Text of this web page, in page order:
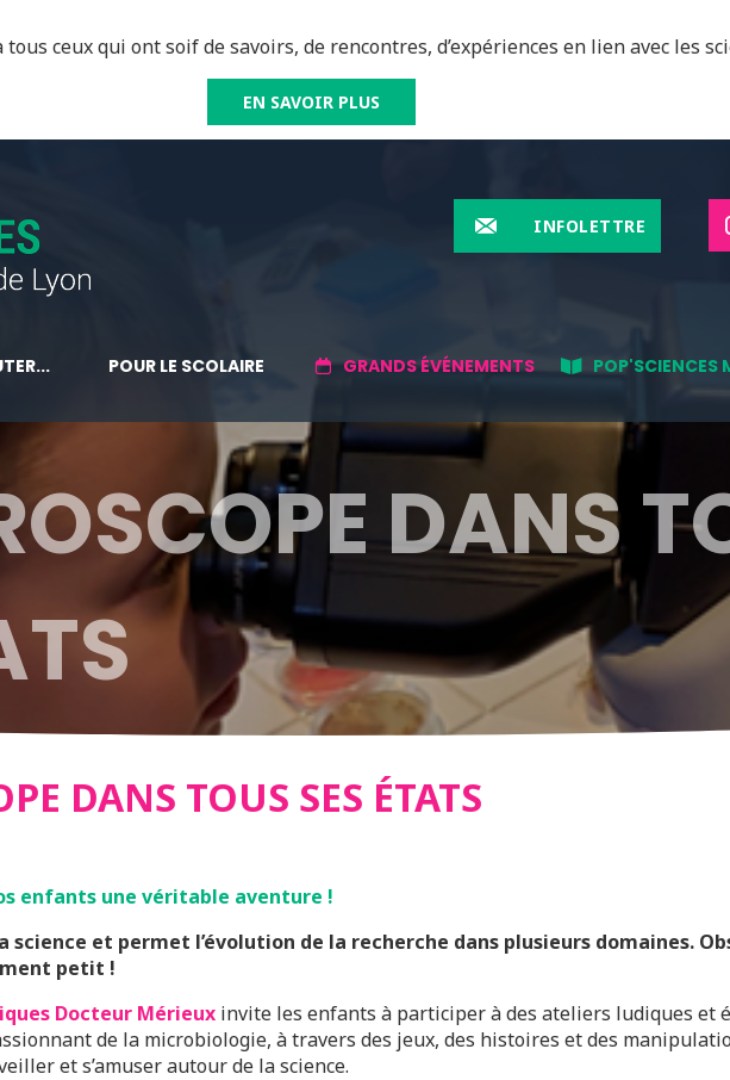
tous ceux qui ont soif de savoirs, de rencontres, d’expériences en lien avec les
EN SAVOIR PLUS
INFOLETTRE
POUR LE SCOLAIRE GRANDS ÉVÉNEMENTS POP'SCIENCES
DANS
DANS TOUS SES ÉTATS
enfants une véritable aventure !
et permet l’évolution de la recherche dans plusieurs domaines.
petit !
Docteur Mérieux invite les enfants à participer à des ateliers ludiques et
de la microbiologie, à travers des jeux, des histoires et des
et s’amuser autour de la science.